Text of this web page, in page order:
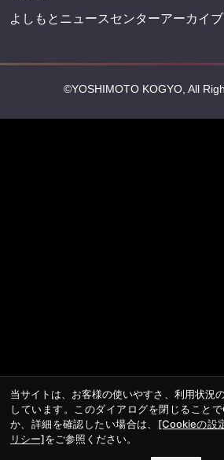
よしもとニュースセンターアーカイブ
©YOSHIMOTO KOGYO, All
当サイトは、お客様の使いやすさ、利用状況
しています。このダイアログを閉じること
か、詳細を確認したい場合は、 [Cookieの設
リシー]をご参照ください。